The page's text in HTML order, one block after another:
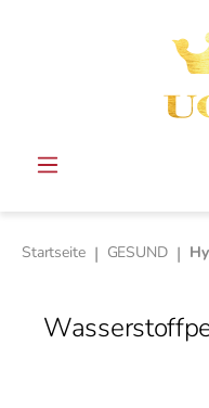
Startseite | GESUND |